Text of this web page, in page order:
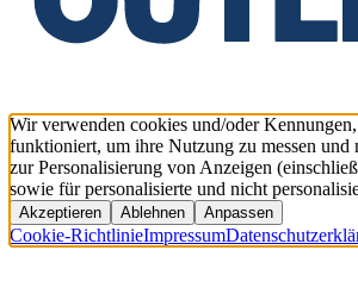
Wir verwenden cookies und/oder
funktioniert, um ihre Nutzung zu messen
zur Personalisierung von Anzeigen
sowie für personalisierte und nicht
Akzeptieren Ablehnen Anpassen
Cookie-RichtlinieImpressum